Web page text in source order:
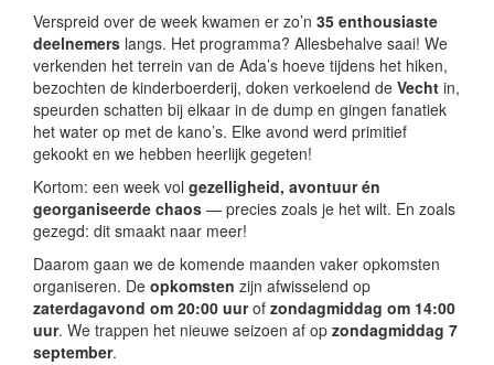
Verspreid over de week kwamen er zo’n 35 enthousiaste
deelnemers langs. Het programma? Allesbehalve saai! We
verkenden het terrein van de Ada’s hoeve tijdens het hiken,
bezochten de kinderboerderij, doken verkoelend de Vecht in,
speurden schatten bij elkaar in de dump en gingen fanatiek
het water op met de kano’s. Elke avond werd primitief
gekookt en we hebben heerlijk gegeten!
Kortom: een week vol gezelligheid, avontuur én
georganiseerde chaos — precies zoals je het wilt. En zoals
gezegd: dit smaakt naar meer!
Daarom gaan we de komende maanden vaker opkomsten
organiseren. De opkomsten zijn afwisselend op
zaterdagavond om 20:00 uurof zondagmiddag om 14:00
uur. We trappen het nieuwe seizoen af op zondagmiddag 7
september.